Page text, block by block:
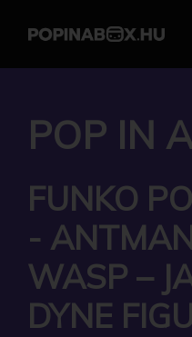
POP IN
FUNKO
-
WASP –
DYNE